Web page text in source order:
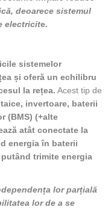
deoarece sistemul
electricite.
sistemelor
și oferă un echilibru
la rețea. Acest tip de
invertoare, baterii
(BMS) (+alte
atât conectate la
energia în baterii
trimite energia
lor parțială
lor de a se